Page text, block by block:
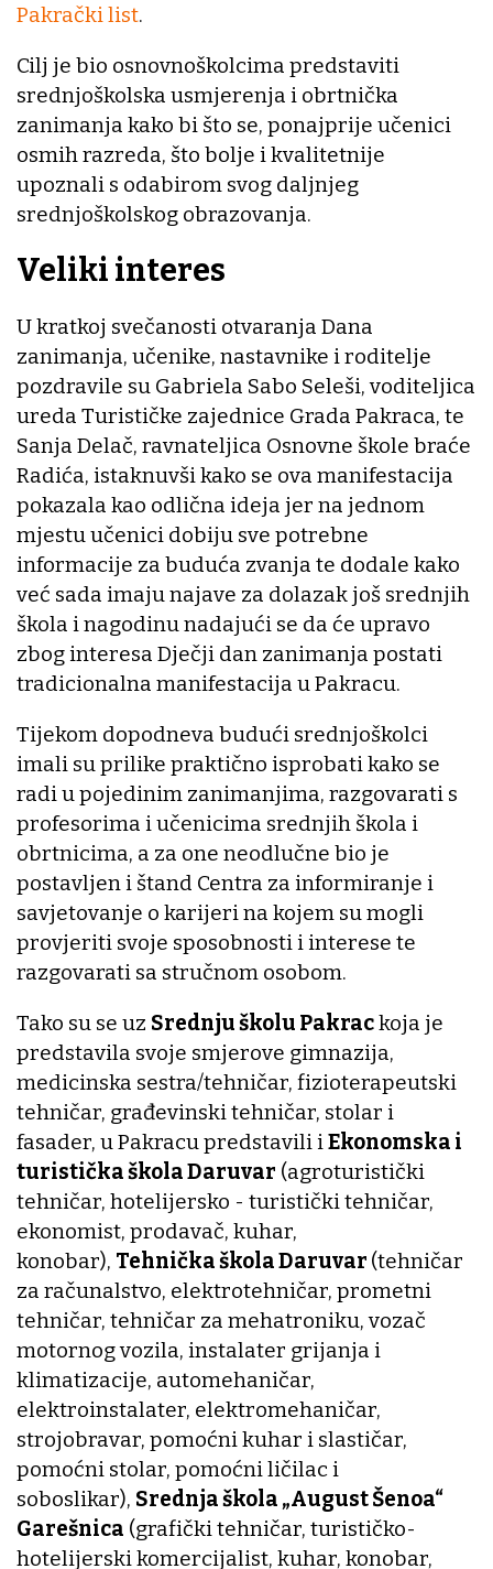
Pakrački list.
Cilj je bio osnovnoškolcima predstaviti
srednjoškolska usmjerenja i obrtnička
zanimanja kako bi što se, ponajprije učenici
osmih razreda, što bolje i kvalitetnije
upoznali s odabirom svog daljnjeg
srednjoškolskog obrazovanja.
Veliki interes
U kratkoj svečanosti otvaranja Dana
zanimanja, učenike, nastavnike i roditelje
pozdravile su Gabriela Sabo Seleši, voditeljica
ureda Turističke zajednice Grada Pakraca, te
Sanja Delač, ravnateljica Osnovne škole braće
Radića, istaknuvši kako se ova manifestacija
pokazala kao odlična ideja jer na jednom
mjestu učenici dobiju sve potrebne
informacije za buduća zvanja te dodale kako
već sada imaju najave za dolazak još srednjih
škola i nagodinu nadajući se da će upravo
zbog interesa Dječji dan zanimanja postati
tradicionalna manifestacija u Pakracu.
Tijekom dopodneva budući srednjoškolci
imali su prilike praktično isprobati kako se
radi u pojedinim zanimanjima, razgovarati s
profesorima i učenicima srednjih škola i
obrtnicima, a za one neodlučne bio je
postavljen i štand Centra za informiranje i
savjetovanje o karijeri na kojem su mogli
provjeriti svoje sposobnosti i interese te
razgovarati sa stručnom osobom.
Tako su se uz Srednju školu Pakrackoja je
predstavila svoje smjerove gimnazija,
medicinska sestra/tehničar, fizioterapeutski
tehničar, građevinski tehničar, stolar i
fasader, u Pakracu predstavili i Ekonomska i
turistička škola Daruvar (agroturistički
tehničar, hotelijersko - turistički tehničar,
ekonomist, prodavač, kuhar,
konobar), Tehnička škola Daruvar (tehničar
za računalstvo, elektrotehničar, prometni
tehničar, tehničar za mehatroniku, vozač
motornog vozila, instalater grijanja i
klimatizacije, automehaničar,
elektroinstalater, elektromehaničar,
strojobravar, pomoćni kuhar i slastičar,
pomoćni stolar, pomoćni ličilac i
soboslikar), Srednja škola „August Šenoa“
Garešnica (grafički tehničar, turističko-
hotelijerski komercijalist, kuhar, konobar,